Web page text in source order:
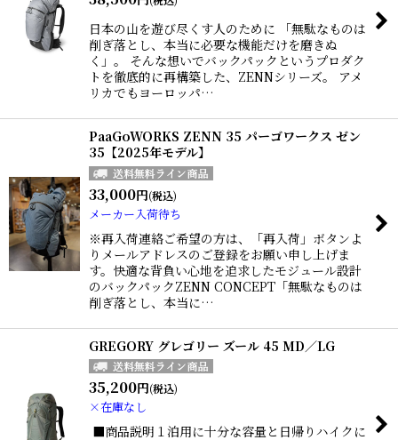
日本の山を遊び尽くす人のために 「無駄なものは
削ぎ落とし、本当に必要な機能だけを磨きぬ
く」。 そんな想いでバックパックというプロダク
トを徹底的に再構築した、ZENNシリーズ。 アメ
リカでもヨーロッパ…
PaaGoWORKS ZENN 35 パーゴワークス ゼン
35【2025年モデル】
33,000円(税込)
メーカー入荷待ち
※再入荷連絡ご希望の方は、「再入荷」ボタンよ
りメールアドレスのご登録をお願い申し上げま
す。快適な背負い心地を追求したモジュール設計
のバックパックZENN CONCEPT「無駄なものは
削ぎ落とし、本当に…
GREGORY グレゴリー ズール 45 MD／LG
35,200円(税込)
×在庫なし
■商品説明１泊用に十分な容量と日帰りハイクに